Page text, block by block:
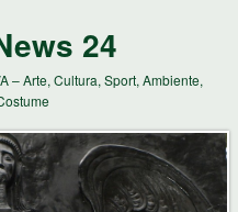
24
– Arte, Cultura, Sport, Ambiente,